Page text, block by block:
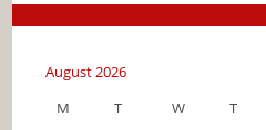
August 2026
M
T W T